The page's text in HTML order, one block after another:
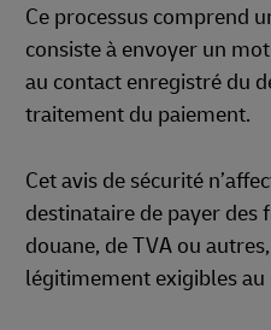
Ce processus comprend
consiste à envoyer un
au contact enregistré du
traitement du paiement.
Cet avis de sécurité
destinataire de payer des
douane, de TVA ou
légitimement exigibles